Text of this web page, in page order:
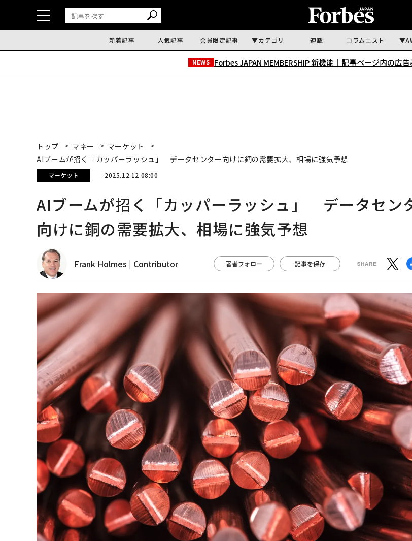
新着記事 人気記事 会員限定記事 カテゴリ 連載 コラムニスト
NEWS Forbes JAPAN MEMBERSHIP 新機能｜ 記事ページ内の広
トップ マネー
マーケット
AIブームが招く「カッパーラッシュ」 データセンター向けに銅の需要拡大、相場に強気予想
マーケット 2025.12.12 08:00
AIブームが招く「カッパーラッシュ」 データセン
向けに銅の需要拡大、相場に強気予想
Frank Holmes | Contributor 著者フォロー 記事を保存